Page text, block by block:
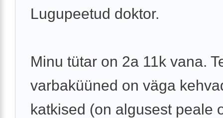
Lugupeetud doktor.
Minu tütar on 2a 11k vana.
varbaküüned on väga
katkised (on algusest peale